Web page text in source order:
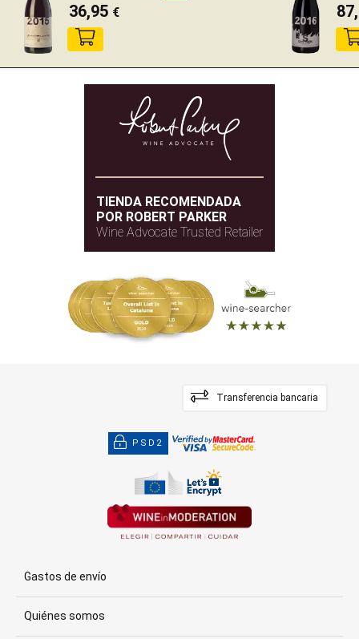
36,95 €
TIENDA RECOMENDADA
POR ROBERT PARKER
Wine Advocate Trusted Retailer
Transferencia bancaria
PSD2
Gastos de envío
Quiénes somos